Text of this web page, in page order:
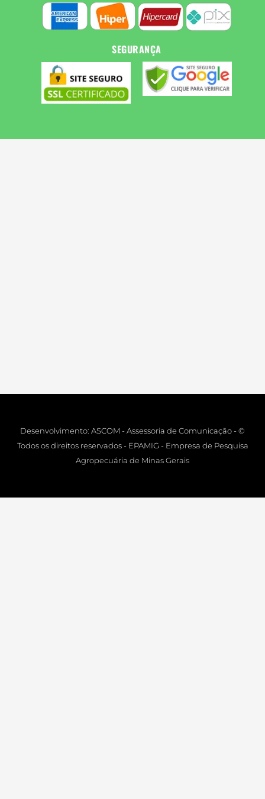
SEGURANÇA
Desenvolvimento: ASCOM - Assessoria de Comunicação - ©
Todos os direitos reservados - EPAMIG - Empresa de Pesquisa
Agropecuária de Minas Gerais